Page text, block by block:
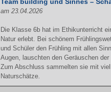
am 23.04.2026
Die Klasse 6b hat im Ethikunterricht
Natur erlebt. Bei schönem
und Schüler den Frühling mit allen
Augen, lauschten den Geräuschen
Zum Abschluss sammelten sie mit
Naturschätze.